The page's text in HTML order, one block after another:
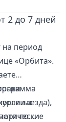
2 до 7 дней
на период
«Орбита».
в
заезда),
по